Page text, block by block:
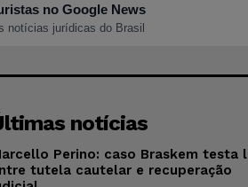
no Google News
notícias jurídicas do Brasil
notícias
Perino: caso Braskem testa
tutela cautelar e recuperação